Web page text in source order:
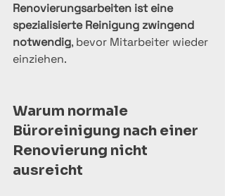
Renovierungsarbeiten ist eine
spezialisierte Reinigung zwingend
notwendig, bevor Mitarbeiter wieder
einziehen.
Warum normale
Büroreinigung nach einer
Renovierung nicht
ausreicht